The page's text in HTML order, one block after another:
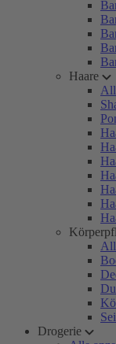
Haare
Drogerie